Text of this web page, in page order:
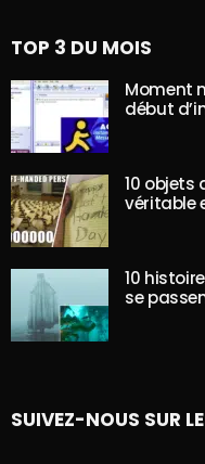
TOP 3 DU MOIS
Moment
début
10 objets
véritable
10
se
SUIVEZ-NOUS SUR